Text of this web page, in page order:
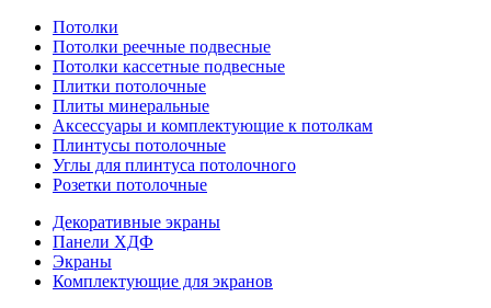
Потолки
Потолки реечные подвесные
Потолки кассетные подвесные
Плитки потолочные
Плиты минеральные
Аксессуары и комплектующие к потолкам
Плинтусы потолочные
Углы для плинтуса потолочного
Розетки потолочные
Декоративные экраны
Панели ХДФ
Экраны
Комплектующие для экранов